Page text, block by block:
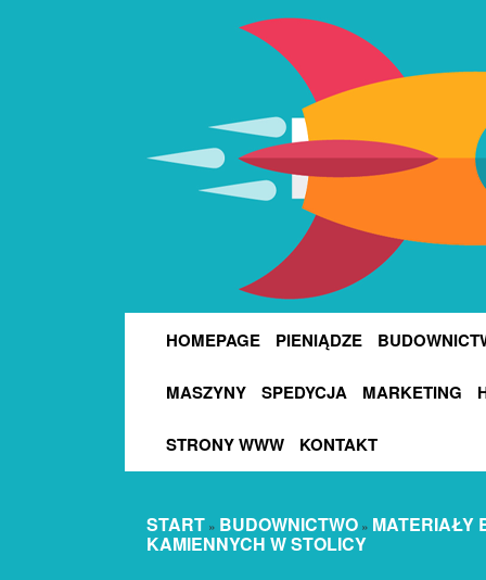
HOMEPAGE PIENIĄDZE
MASZYNY SPEDYCJA MARKETING
STRONY WWW KONTAKT
START » BUDOWNICTWO » MATERIAŁY
KAMIENNYCH W STOLICY